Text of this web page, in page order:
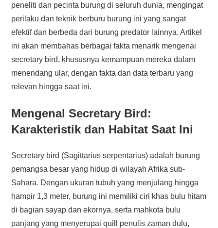
peneliti dan pecinta burung di seluruh dunia, mengingat
perilaku dan teknik berburu burung ini yang sangat
efektif dan berbeda dari burung predator lainnya. Artikel
ini akan membahas berbagai fakta menarik mengenai
secretary bird, khususnya kemampuan mereka dalam
menendang ular, dengan fakta dan data terbaru yang
relevan hingga saat ini.
Mengenal Secretary Bird:
Karakteristik dan Habitat Saat Ini
Secretary bird (Sagittarius serpentarius) adalah burung
pemangsa besar yang hidup di wilayah Afrika sub-
Sahara. Dengan ukuran tubuh yang menjulang hingga
hampir 1,3 meter, burung ini memiliki ciri khas bulu hitam
di bagian sayap dan ekornya, serta mahkota bulu
panjang yang menyerupai quill penulis zaman dulu,